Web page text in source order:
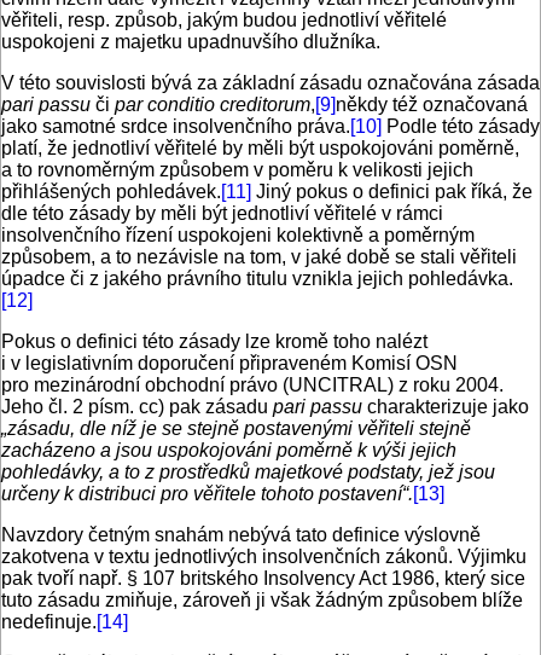
věřiteli, resp. způsob, jakým budou jednotliví věřitelé
uspokojeni z majetku upadnuvšího dlužníka.
V této souvislosti bývá za základní zásadu označována zásada
pari passu či par conditio creditorum,[9]někdy též označovaná
jako samotné srdce insolvenčního práva.[10] Podle této zásady
platí, že jednotliví věřitelé by měli být uspokojováni poměrně,
a to rovnoměrným způsobem v poměru k velikosti jejich
přihlášených pohledávek.[11] Jiný pokus o definici pak říká, že
dle této zásady by měli být jednotliví věřitelé v rámci
insolvenčního řízení uspokojeni kolektivně a poměrným
způsobem, a to nezávisle na tom, v jaké době se stali věřiteli
úpadce či z jakého právního titulu vznikla jejich pohledávka.
[12]
Pokus o definici této zásady lze kromě toho nalézt
i v legislativním doporučení připraveném Komisí OSN
pro mezinárodní obchodní právo (UNCITRAL) z roku 2004.
Jeho čl. 2 písm. cc) pak zásadu pari passu charakterizuje jako
„zásadu, dle níž je se stejně postavenými věřiteli stejně
zacházeno a jsou uspokojováni poměrně k výši jejich
pohledávky, a to z prostředků majetkové podstaty, jež jsou
určeny k distribuci pro věřitele tohoto postavení“.[13]
Navzdory četným snahám nebývá tato definice výslovně
zakotvena v textu jednotlivých insolvenčních zákonů. Výjimku
pak tvoří např. § 107 britského Insolvency Act 1986, který sice
tuto zásadu zmiňuje, zároveň ji však žádným způsobem blíže
nedefinuje.[14]